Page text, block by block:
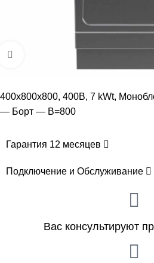
400x800x800, 400В, 7 kWt,
— Борт — В=800
Гарантия 12 месяцев
Подключение и Обслуживание
Вас консультируют